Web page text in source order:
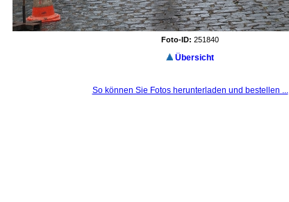
Foto-ID: 251840
Übersicht
So können Sie Fotos herunterladen und bestellen ...